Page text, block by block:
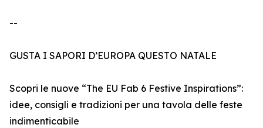
--
GUSTA I SAPORI D’EUROPA QUESTO NATALE
Scopri le nuove “The EU Fab 6 Festive Inspirations”:
idee, consigli e tradizioni per una tavola delle feste
indimenticabile